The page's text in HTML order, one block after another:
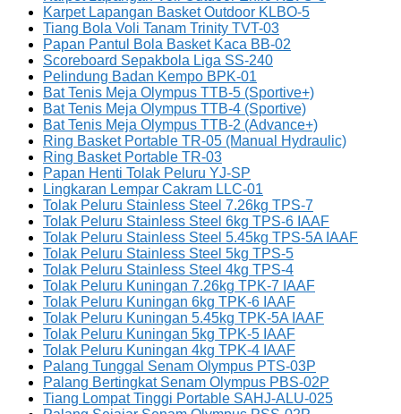
Karpet Lapangan Basket Outdoor KLBO-5
Tiang Bola Voli Tanam Trinity TVT-03
Papan Pantul Bola Basket Kaca BB-02
Scoreboard Sepakbola Liga SS-240
Pelindung Badan Kempo BPK-01
Bat Tenis Meja Olympus TTB-5 (Sportive+)
Bat Tenis Meja Olympus TTB-4 (Sportive)
Bat Tenis Meja Olympus TTB-2 (Advance+)
Ring Basket Portable TR-05 (Manual Hydraulic)
Ring Basket Portable TR-03
Papan Henti Tolak Peluru YJ-SP
Lingkaran Lempar Cakram LLC-01
Tolak Peluru Stainless Steel 7.26kg TPS-7
Tolak Peluru Stainless Steel 6kg TPS-6 IAAF
Tolak Peluru Stainless Steel 5.45kg TPS-5A IAAF
Tolak Peluru Stainless Steel 5kg TPS-5
Tolak Peluru Stainless Steel 4kg TPS-4
Tolak Peluru Kuningan 7.26kg TPK-7 IAAF
Tolak Peluru Kuningan 6kg TPK-6 IAAF
Tolak Peluru Kuningan 5.45kg TPK-5A IAAF
Tolak Peluru Kuningan 5kg TPK-5 IAAF
Tolak Peluru Kuningan 4kg TPK-4 IAAF
Palang Tunggal Senam Olympus PTS-03P
Palang Bertingkat Senam Olympus PBS-02P
Tiang Lompat Tinggi Portable SAHJ-ALU-025